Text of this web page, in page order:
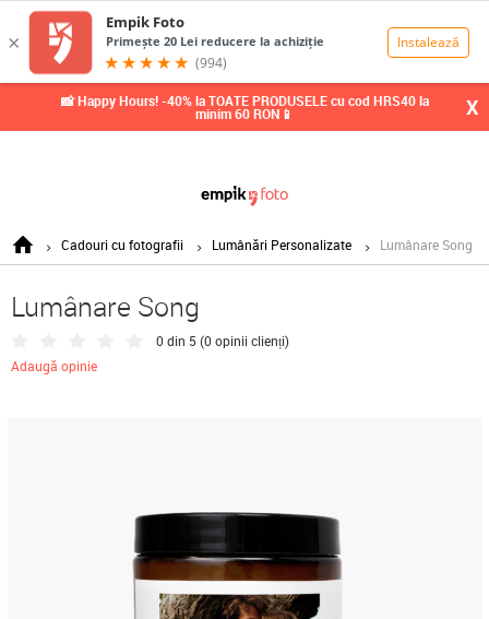
📸 Happy Hours! -40% la TOATE PRODUSELE cu cod HRS40 la
minim 60 RON📱 X
Cadouri cu fotografii Lumânări Personalizate Lumânare Song
Lumânare Song
0 din 5 (0 opinii clienți)
Adaugă opinie